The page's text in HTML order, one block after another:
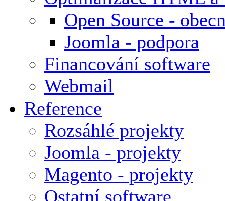
Open Source -
Joomla - podpora
Financování software
Webmail
Reference
Rozsáhlé projekty
Joomla - projekty
Magento - projekty
Ostatní software